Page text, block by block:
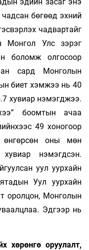
бөгөөд эхний
чадвартайг
Монгол Улс зэрэг
боломж олгосоор
сард Монголын
биет хэмжээ нь 40
хувиар нэмэгджээ.
боомтын ачаа
49 хоногоор
оны мөн
нэмэгдсэн.
уул уурхайн
Уул уурхайн
оролцон, Монголын
Эдгээр нь
хөрөнгө оруулалт,